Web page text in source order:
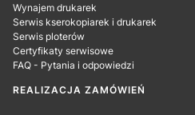
Wynajem drukarek
Serwis kserokopiarek i drukarek
Serwis ploterów
Certyfikaty serwisowe
FAQ - Pytania i odpowiedzi
REALIZACJA ZAMÓWIEŃ